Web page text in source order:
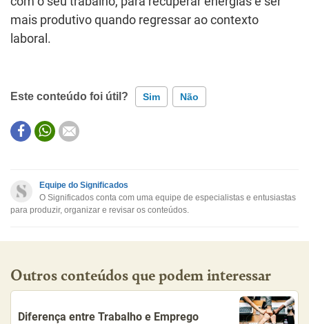
mais produtivo quando regressar ao contexto
laboral.
Este conteúdo foi útil? Sim Não
Este conteúdo não tem a informação que procuro
Outro
Equipe do Significados
O Significados conta com uma equipe de especialistas e entusiastas
para produzir, organizar e revisar os conteúdos.
Outros conteúdos que podem interessar
Diferença entre Trabalho e Emprego